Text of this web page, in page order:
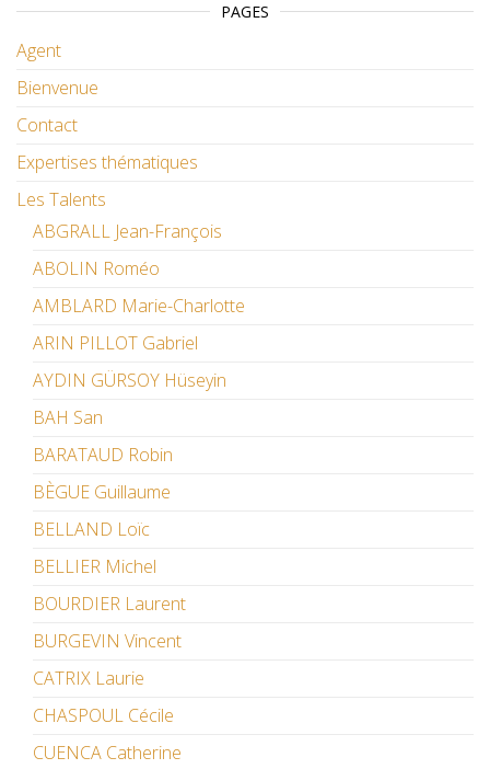
PAGES
Agent
Bienvenue
Contact
Expertises thématiques
Les Talents
ABGRALL Jean-François
ABOLIN Roméo
AMBLARD Marie-Charlotte
ARIN PILLOT Gabriel
AYDIN GÜRSOY Hüseyin
BAH San
BARATAUD Robin
BÈGUE Guillaume
BELLAND Loïc
BELLIER Michel
BOURDIER Laurent
BURGEVIN Vincent
CATRIX Laurie
CHASPOUL Cécile
CUENCA Catherine